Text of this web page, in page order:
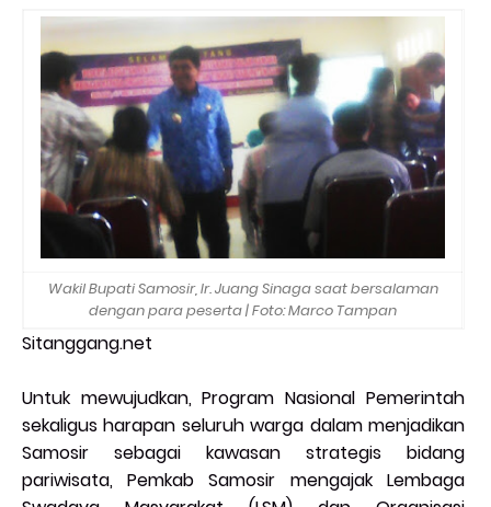
Wakil Bupati Samosir, Ir. Juang Sinaga saat bersalaman
dengan para peserta | Foto: Marco Tampan
Sitanggang.net
Untuk mewujudkan, Program Nasional Pemerintah
sekaligus harapan seluruh warga dalam menjadikan
Samosir sebagai kawasan strategis bidang
pariwisata, Pemkab Samosir mengajak Lembaga